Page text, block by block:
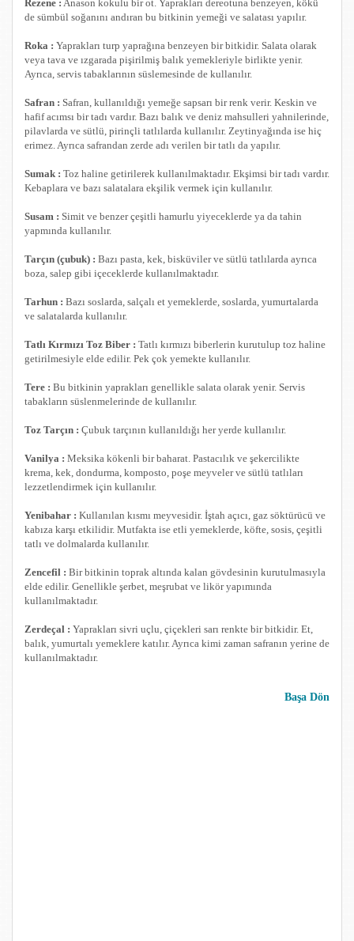
Rezene : Anason kokulu bir ot. Yaprakları dereotuna benzeyen, kökü
de sümbül soğanını andıran bu bitkinin yemeği ve salatası yapılır.
Roka : Yaprakları turp yaprağına benzeyen bir bitkidir. Salata olarak
veya tava ve ızgarada pişirilmiş balık yemekleriyle birlikte yenir.
Ayrıca, servis tabaklarının süslemesinde de kullanılır.
Safran : Safran, kullanıldığı yemeğe sapsarı bir renk verir. Keskin ve
hafif acımsı bir tadı vardır. Bazı balık ve deniz mahsulleri yahnilerinde,
pilavlarda ve sütlü, pirinçli tatlılarda kullanılır. Zeytinyağında ise hiç
erimez. Ayrıca safrandan zerde adı verilen bir tatlı da yapılır.
Sumak : Toz haline getirilerek kullanılmaktadır. Ekşimsi bir tadı vardır.
Kebaplara ve bazı salatalara ekşilik vermek için kullanılır.
Susam : Simit ve benzer çeşitli hamurlu yiyeceklerde ya da tahin
yapmında kullanılır.
Tarçın (çubuk) : Bazı pasta, kek, bisküviler ve sütlü tatlılarda ayrıca
boza, salep gibi içeceklerde kullanılmaktadır.
Tarhun : Bazı soslarda, salçalı et yemeklerde, soslarda, yumurtalarda
ve salatalarda kullanılır.
Tatlı Kırmızı Toz Biber : Tatlı kırmızı biberlerin kurutulup toz haline
getirilmesiyle elde edilir. Pek çok yemekte kullanılır.
Tere : Bu bitkinin yaprakları genellikle salata olarak yenir. Servis
tabakların süslenmelerinde de kullanılır.
Toz Tarçın : Çubuk tarçının kullanıldığı her yerde kullanılır.
Vanilya : Meksika kökenli bir baharat. Pastacılık ve şekercilikte
krema, kek, dondurma, komposto, poşe meyveler ve sütlü tatlıları
lezzetlendirmek için kullanılır.
Yenibahar : Kullanılan kısmı meyvesidir. İştah açıcı, gaz söktürücü ve
kabıza karşı etkilidir. Mutfakta ise etli yemeklerde, köfte, sosis, çeşitli
tatlı ve dolmalarda kullanılır.
Zencefil : Bir bitkinin toprak altında kalan gövdesinin kurutulmasıyla
elde edilir. Genellikle şerbet, meşrubat ve likör yapımında
kullanılmaktadır.
Zerdeçal : Yaprakları sivri uçlu, çiçekleri sarı renkte bir bitkidir. Et,
balık, yumurtalı yemeklere katılır. Ayrıca kimi zaman safranın yerine de
kullanılmaktadır.
Başa Dön